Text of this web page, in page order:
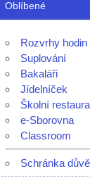
Oblíbené
Rozvrhy hodin
Suplování
Bakaláři
Jídelníček
Školní
e-Sborovna
Classroom
Schránka